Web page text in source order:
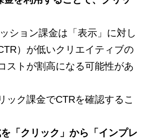
ション課金は「表示」に対し
）が低いクリエイティブの
ストが割高になる可能性があ
ック課金でCTRを確認するこ
「クリック」から「インプレ